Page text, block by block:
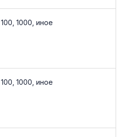
100, 1000, иное
100, 1000, иное